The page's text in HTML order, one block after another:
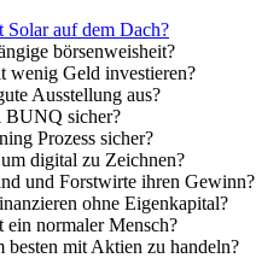
Solar auf dem Dach?
börsenweisheit?
wenig Geld investieren?
Ausstellung aus?
BUNQ sicher?
Prozess sicher?
digital zu Zeichnen?
und Forstwirte ihren Gewinn?
ohne Eigenkapital?
ein normaler Mensch?
besten mit Aktien zu handeln?